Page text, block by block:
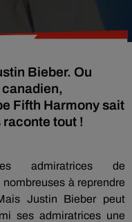
Bieber. Ou
Fifth Harmony sait
tout !
admiratrices de
à reprendre
Justin Bieber
peut
ses admiratrices une